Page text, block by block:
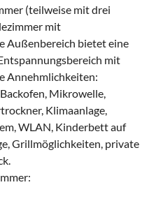
(teilweise mit drei
mit
Außenbereich bietet eine
mit
Annehmlichkeiten:
Mikrowelle,
Klimaanlage,
WLAN, Kinderbett auf
Grillmöglichkeiten, private